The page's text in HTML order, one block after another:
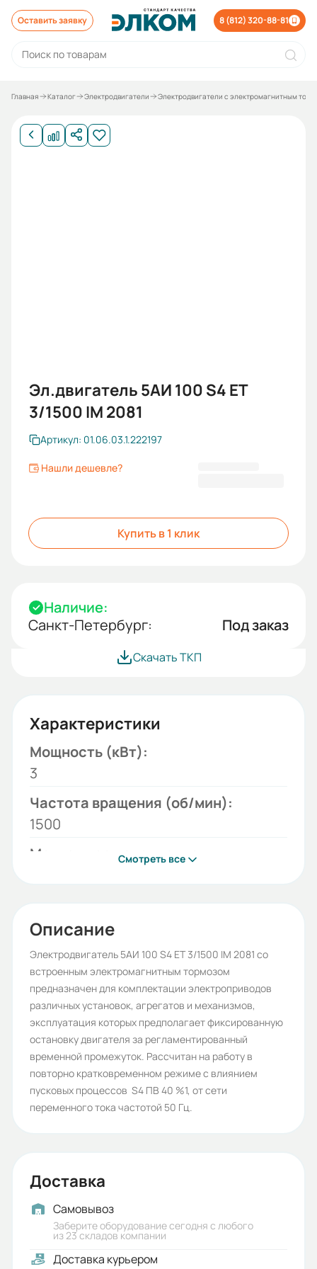
Оставить заявку 8 (812) 320-88-81
Главная Каталог Электродвигатели Электродвигатели с электромагнитным
Эл.двигатель 5АИ 100 S4 ET
3/1500 IM 2081
Артикул: 01.06.03.1.222197
Нашли дешевле?
Купить в 1 клик
Наличие:
Санкт-Петербург:
Под заказ
Скачать ТКП
Характеристики
Мощность (кВт):
3
Частота вращения (об/мин):
1500
Монтажное исполнение:
220/380
Количество полюсов:
4
Высота оси вращения (мм):
100
Стандарт:
ГОСТ
Серия:
5АИ
Iп/Iн:
Ток статора:
Смотреть все
Описание
Электродвигатель 5АИ 100 S4 ET 3/1500 IM 2081 со
встроенным электромагнитным тормозом
предназначен для комплектации электроприводов
различных установок, агрегатов и механизмов,
эксплуатация которых предполагает фиксированную
остановку двигателя за регламентированный
временной промежуток. Рассчитан на работу в
повторно кратковременном режиме с влиянием
пусковых процессов S4 ПВ 40 %1, от сети
переменного тока частотой 50 Гц.
Доставка
Самовывоз
Заберите оборудование сегодня с любого
из 23 складов компании
Доставка курьером